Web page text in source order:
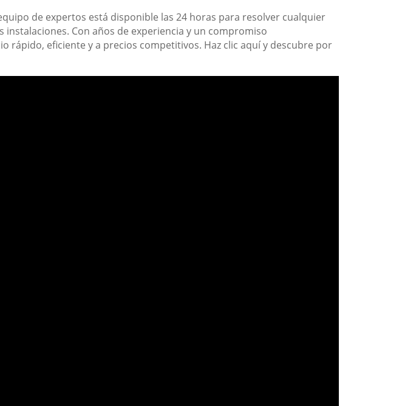
de expertos está disponible las 24 horas para resolver cualquier
Con años de experiencia y un compromiso
rápido, eficiente y a precios competitivos. Haz clic aquí y descubre por